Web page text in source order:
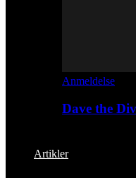
Anmeldelse
Dave the
Artikler